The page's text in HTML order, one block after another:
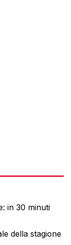
in 30 minuti
della stagione